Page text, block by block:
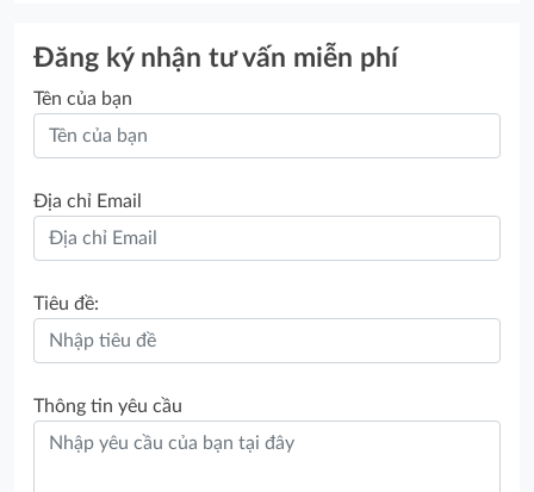
Đăng ký nhận tư vấn miễn phí
Tên của bạn
Địa chỉ Email
Tiêu đề:
Thông tin yêu cầu